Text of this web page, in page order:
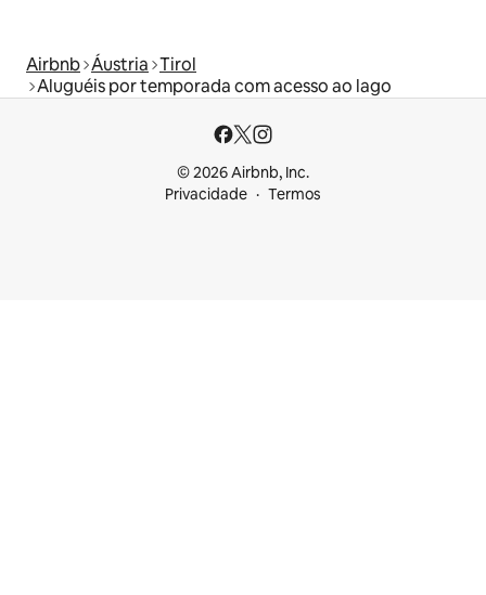
Airbnb Áustria Tirol
Aluguéis por temporada com acesso ao lago
© 2026 Airbnb, Inc.
Privacidade
Termos